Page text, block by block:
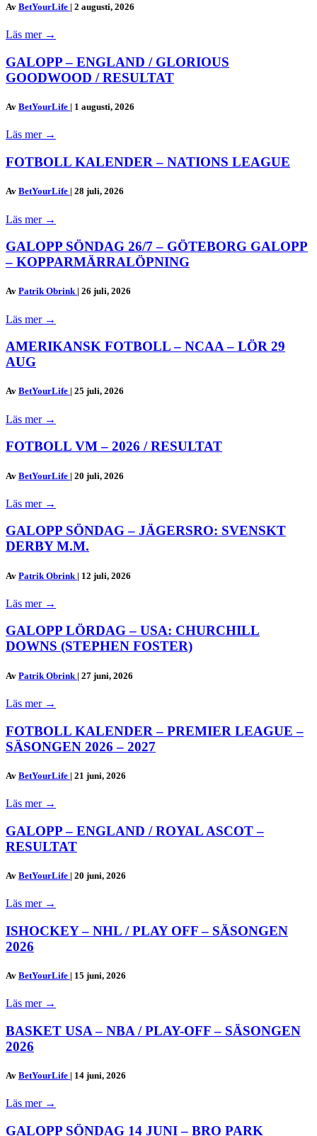
Av BetYourLife | 2 augusti, 2026
Läs mer →
GALOPP – ENGLAND / GLORIOUS
GOODWOOD / RESULTAT
Av BetYourLife | 1 augusti, 2026
Läs mer →
FOTBOLL KALENDER – NATIONS LEAGUE
Av BetYourLife | 28 juli, 2026
Läs mer →
GALOPP SÖNDAG 26/7 – GÖTEBORG GALOPP
– KOPPARMÄRRALÖPNING
Av Patrik Obrink | 26 juli, 2026
Läs mer →
AMERIKANSK FOTBOLL – NCAA – LÖR 29
AUG
Av BetYourLife | 25 juli, 2026
Läs mer →
FOTBOLL VM – 2026 / RESULTAT
Av BetYourLife | 20 juli, 2026
Läs mer →
GALOPP SÖNDAG – JÄGERSRO: SVENSKT
DERBY M.M.
Av Patrik Obrink | 12 juli, 2026
Läs mer →
GALOPP LÖRDAG – USA: CHURCHILL
DOWNS (STEPHEN FOSTER)
Av Patrik Obrink | 27 juni, 2026
Läs mer →
FOTBOLL KALENDER – PREMIER LEAGUE –
SÄSONGEN 2026 – 2027
Av BetYourLife | 21 juni, 2026
Läs mer →
GALOPP – ENGLAND / ROYAL ASCOT –
RESULTAT
Av BetYourLife | 20 juni, 2026
Läs mer →
ISHOCKEY – NHL / PLAY OFF – SÄSONGEN
2026
Av BetYourLife | 15 juni, 2026
Läs mer →
BASKET USA – NBA / PLAY-OFF – SÄSONGEN
2026
Av BetYourLife | 14 juni, 2026
Läs mer →
GALOPP SÖNDAG 14 JUNI – BRO PARK